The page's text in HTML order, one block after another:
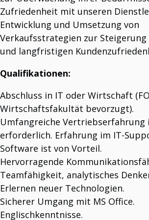
RESOURCES
Wir teilen unsere Ergebnisse mit Ihnen
Theorie und Praxis Hand in Hand.
Zufriedenheit mit unseren
Entwicklung und Umsetzung von
Verkaufsstrategien zur Steigerung
und langfristigen
Qualifikationen:
Abschluss in IT oder Wirtschaft
Wirtschaftsfakultät bevorzugt).
Umfangreiche Vertriebserfahrung
erforderlich. Erfahrung im IT-
Software ist von Vorteil.
Hervorragende
Teamfähigkeit, analytisches
Erlernen neuer Technologien.
Sicherer Umgang mit MS Office.
Englischkenntnisse.